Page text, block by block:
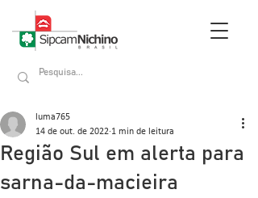
Região Sul em alerta para
sarna-da-macieira
luma765
14 de out. de 2022 1 min de leitura